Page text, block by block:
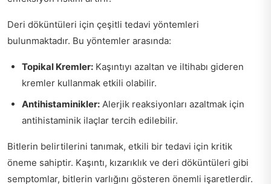
Deri döküntüleri için çeşitli tedavi yöntemleri
bulunmaktadır. Bu yöntemler arasında:
Topikal Kremler: Kaşıntıyı azaltan ve iltihabı gideren
kremler kullanmak etkili olabilir.
Antihistaminikler: Alerjik reaksiyonları azaltmak için
antihistaminik ilaçlar tercih edilebilir.
Bitlerin belirtilerini tanımak, etkili bir tedavi için kritik
öneme sahiptir. Kaşıntı, kızarıklık ve deri döküntüleri gibi
semptomlar, bitlerin varlığını gösteren önemli işaretlerdir.